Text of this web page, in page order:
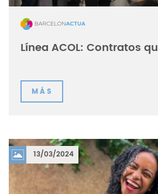
Línea ACOL: Contratos
MÁS
13/03/2024